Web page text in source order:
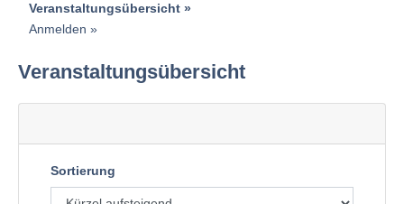
Veranstaltungsübersicht
Anmelden
Veranstaltungsübersicht
Sortierung